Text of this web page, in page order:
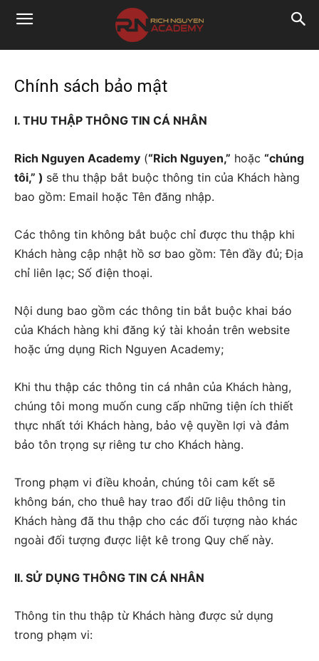
Chính sách bảo mật
I. THU THẬP THÔNG TIN CÁ NHÂN
Rich Nguyen Academy (“Rich Nguyen,” hoặc “chúng
tôi,” ) sẽ thu thập bắt buộc thông tin của Khách hàng
bao gồm: Email hoặc Tên đăng nhập.
Các thông tin không bắt buộc chỉ được thu thập khi
Khách hàng cập nhật hồ sơ bao gồm: Tên đầy đủ; Địa
chỉ liên lạc; Số điện thoại.
Nội dung bao gồm các thông tin bắt buộc khai báo
của Khách hàng khi đăng ký tài khoản trên website
hoặc ứng dụng Rich Nguyen Academy;
Khi thu thập các thông tin cá nhân của Khách hàng,
chúng tôi mong muốn cung cấp những tiện ích thiết
thực nhất tới Khách hàng, bảo vệ quyền lợi và đảm
bảo tôn trọng sự riêng tư cho Khách hàng.
Trong phạm vi điều khoản, chúng tôi cam kết sẽ
không bán, cho thuê hay trao đổi dữ liệu thông tin
Khách hàng đã thu thập cho các đối tượng nào khác
ngoài đối tượng được liệt kê trong Quy chế này.
II. SỬ DỤNG THÔNG TIN CÁ NHÂN
Thông tin thu thập từ Khách hàng được sử dụng
trong phạm vi: